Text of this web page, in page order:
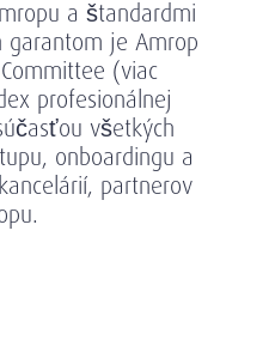
a štandardmi
garantom je Amrop
(viac
profesionálnej
všetkých
onboardingu a
partnerov